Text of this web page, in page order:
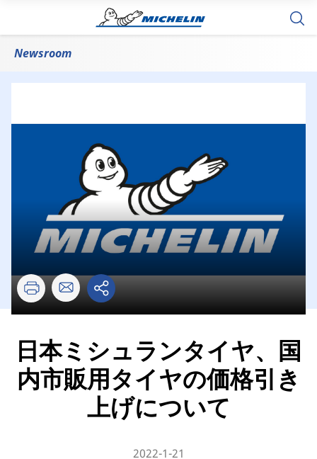
Newsroom
日本ミシュランタイヤ、国
内市販用タイヤの価格引き
上げについて
2022-1-21